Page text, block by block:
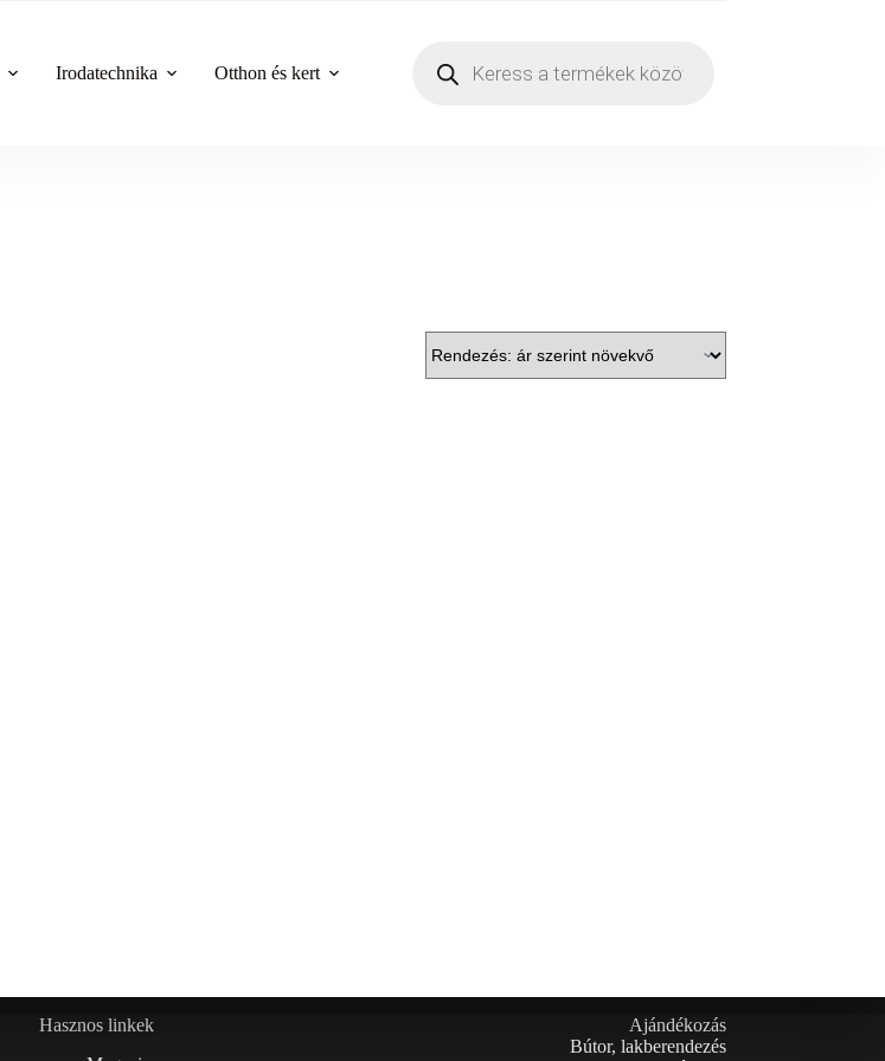
Irodatechnika Otthon és kert
search
Hasznos linkek
Ajándékozás
Bútor, lakberendezés